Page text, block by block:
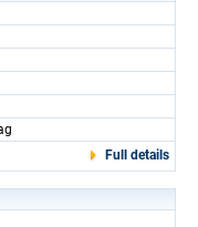
Full details